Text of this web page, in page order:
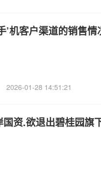
’机客户渠道的销售
2026-01-28 14:51:21
资.欲退出碧桂园旗